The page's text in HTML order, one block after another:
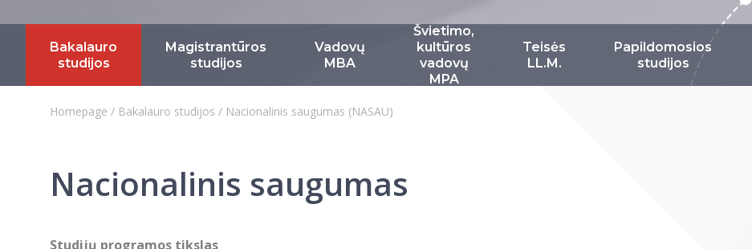
Bakalauro
studijos
Magistrantūros
studijos
Vadovų
MBA
Švietimo,
kultūros
vadovų
MPA
Teisės
LL.M.
Papildomosios
studijos
Homepage / Bakalauro studijos / Nacionalinis saugumas (NASAU)
Nacionalinis saugumas
Studijų programos tikslas